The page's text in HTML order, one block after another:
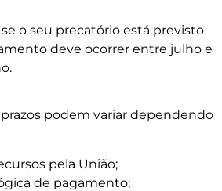
o seu precatório está previsto
deve ocorrer entre julho e
prazos podem variar dependendo
pela União;
de pagamento;